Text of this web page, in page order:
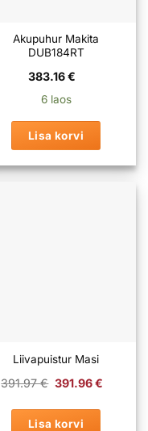
Akupuhur Makita
DUB184RT
383.16€
6 laos
Lisa korvi
Liivapuistur Masi
391.97€ Algne
391.97 €.
391.96€
Lisa korvi